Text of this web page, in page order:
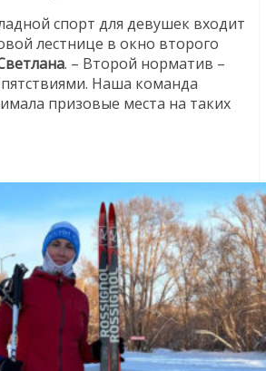
спорт для девушек входит
лестнице в окно второго
. – Второй норматив –
Наша команда
призовые места на таких